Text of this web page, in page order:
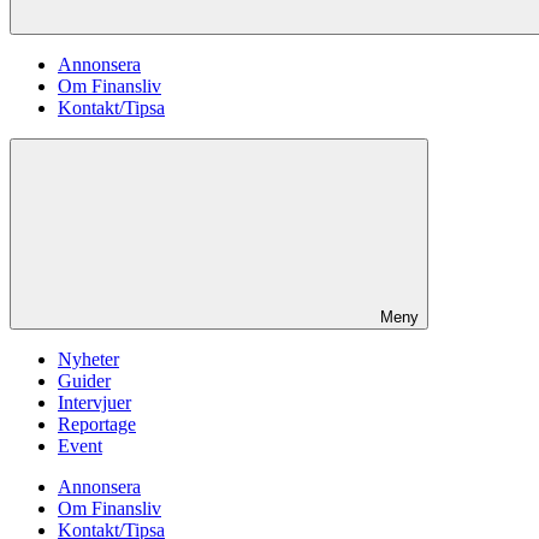
Annonsera
Om Finansliv
Kontakt/Tipsa
Meny
Nyheter
Guider
Intervjuer
Reportage
Event
Annonsera
Om Finansliv
Kontakt/Tipsa